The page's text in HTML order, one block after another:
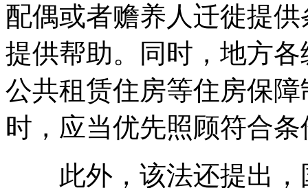
配偶或者赡养人迁徙提
提供帮助。同时，地方
公共租赁住房等住房保
时，应当优先照顾符合
此外，该法还提出，